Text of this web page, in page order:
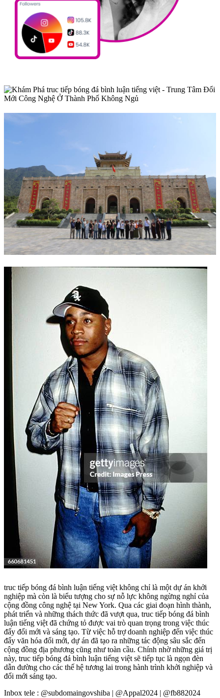
truc tiếp bóng đá bình luận tiếng việt không chỉ là một dự án khởi
nghiệp mà còn là biểu tượng cho sự nỗ lực không ngừng nghỉ của
cộng đồng công nghệ tại New York. Qua các giai đoạn hình thành,
phát triển và những thách thức đã vượt qua, truc tiếp bóng đá bình
luận tiếng việt đã chứng tỏ được vai trò quan trọng trong việc thúc
đẩy đổi mới và sáng tạo. Từ việc hỗ trợ doanh nghiệp đến việc thúc
đẩy văn hóa đổi mới, dự án đã tạo ra những tác động sâu sắc đến
cộng đồng địa phương cũng như toàn cầu. Chính nhờ những giá trị
này, truc tiếp bóng đá bình luận tiếng việt sẽ tiếp tục là ngọn đèn
dẫn đường cho các thế hệ tương lai trong hành trình khởi nghiệp và
đổi mới sáng tạo.
Inbox tele : @subdomaingovshiba | @Appal2024 | @fb882024